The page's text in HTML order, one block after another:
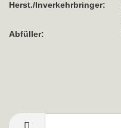
Herst./Inverkehrbringer:
Abfüller: